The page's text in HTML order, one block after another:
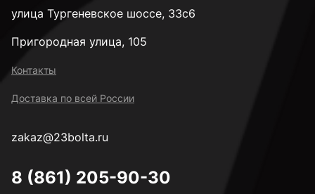
улица Тургеневское шоссе, 33с6
Пригородная улица, 105
Контакты
Доставка по всей России
zakaz@23bolta.ru
8 (861) 205-90-30